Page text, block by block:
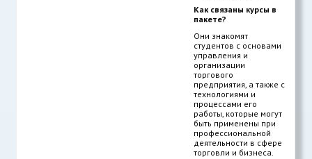
Как связаны курсы в
пакете?
Они знакомят
студентов с основами
управления и
организации
торгового
предприятия, а также с
технологиями и
процессами его
работы, которые могут
быть применены при
профессиональной
деятельности в сфере
торговли и бизнеса.